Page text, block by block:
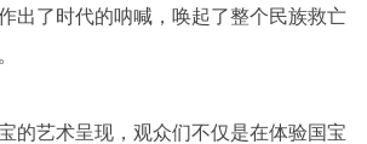
出了时代的呐喊，唤起了整个民族救亡
艺术呈现，观众们不仅是在体验国宝